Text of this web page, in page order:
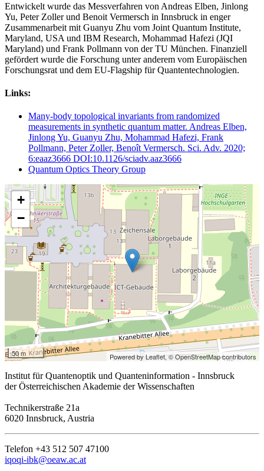
Entwickelt wurde das Messverfahren von Andreas Elben, Jinlong
Yu, Peter Zoller und Benoit Vermersch in Innsbruck in enger
Zusammenarbeit mit Guanyu Zhu vom Joint Quantum Institute,
Maryland, USA und IBM Research, Mohammad Hafezi (JQI
Maryland) und Frank Pollmann von der TU München. Finanziell
gefördert wurde die Forschung unter anderem vom Europäischen
Forschungsrat und dem EU-Flagship für Quantentechnologien.
Links:
Many-body topological invariants from randomized
measurements in synthetic quantum matter. Andreas Elben,
Jinlong Yu, Guanyu Zhu, Mohammad Hafezi, Frank
Pollmann, Peter Zoller, Benoît Vermersch. Sci. Adv. 2020;
6:eaaz3666 DOI:10.1126/sciadv.aaz3666
Quantum Optics Theory Group
+
−
50 m Powered by Leaflet,© OpenStreetMap contributors
Institut für Quantenoptik und Quanteninformation - Innsbruck
der Österreichischen Akademie der Wissenschaften
Technikerstraße 21a
6020 Innsbruck, Austria
Telefon +43 512 507 47100
iqoqi-ibk@oeaw.ac.at